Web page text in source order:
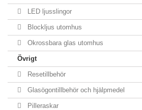
LED ljusslingor
Blockljus utomhus
Okrossbara glas utomhus
Övrigt
Resetillbehör
Glasögontillbehör och hjälpmedel
Pilleraskar